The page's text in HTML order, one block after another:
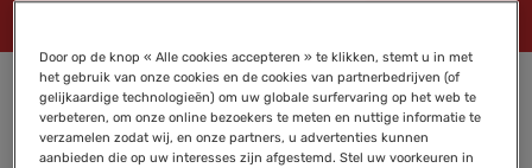
Door op de knop « Alle cookies accepteren » te klikken, stemt u in met
het gebruik van onze cookies en de cookies van partnerbedrijven (of
gelijkaardige technologieën) om uw globale surfervaring op het web te
verbeteren, om onze online bezoekers te meten en nuttige informatie te
verzamelen zodat wij, en onze partners, u advertenties kunnen
aanbieden die op uw interesses zijn afgestemd. Stel uw voorkeuren in